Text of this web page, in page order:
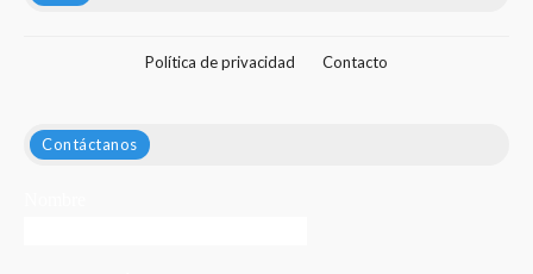
Política de privacidad Contacto
Contáctanos